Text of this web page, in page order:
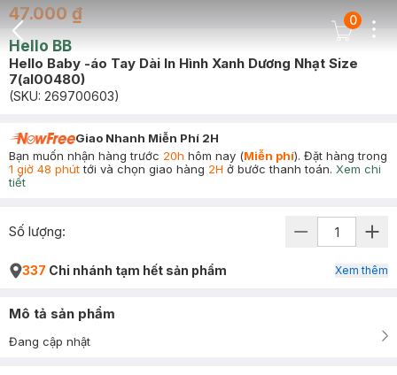
Back Icon
Cart Icon
0
47.000 ₫
Hello BB
Hello Baby -áo Tay Dài In Hình Xanh Dương Nhạt Size
7(al00480)
(SKU: 269700603)
Giao Nhanh Miễn Phí 2H
Bạn muốn nhận hàng trước 20h hôm nay (Miễn phí). Đặt hàng trong
1 giờ 48 phúttới và chọn giao hàng 2H ở bước thanh toán. Xem chi
tiết
Số lượng:
337 Chi nhánh tạm hết sản phẩm Xem thêm
Mô tả sản phẩm
Đang cập nhật